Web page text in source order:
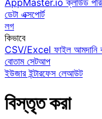
AppMaster.io ক্লাউড
ডেটা এক্সপোর্ট
লগ
কিভাবে
CSV/Excel ফাইল আমদানি
বোতাম সেটআপ
ইউজার ইন্টারফেস লেআউট
বিস্তৃত করা